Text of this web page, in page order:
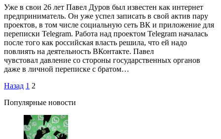
Уже в свои 26 лет Павел Дуров был известен как интернет
предприниматель. Он уже успел записать в свой актив пару
проектов, в том числе социальную сеть ВК и приложение для
переписки Telegram. Работа над проектом Telegram началась
после того как российская власть решила, что ей надо
повлиять на деятельность ВКонтакте. Павел
чувстовал давление со стороны государственных органов
даже в личной переписке с братом…
Назад 1 2
Популярные новости